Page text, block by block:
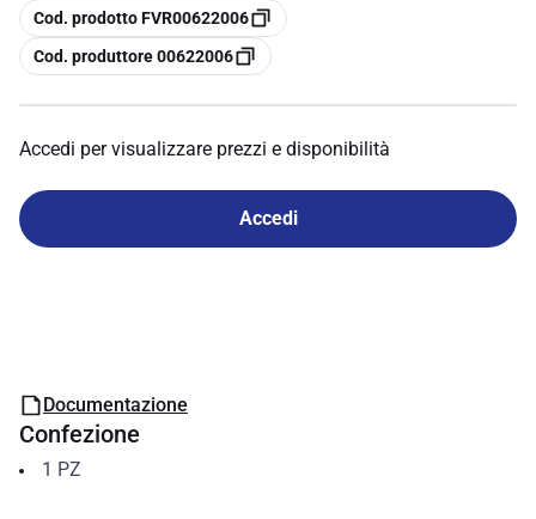
copia
Cod. prodotto FVR00622006
copia
Cod. produttore 00622006
Accedi per visualizzare prezzi e disponibilità
Accedi
Documentazione
Confezione
1 PZ